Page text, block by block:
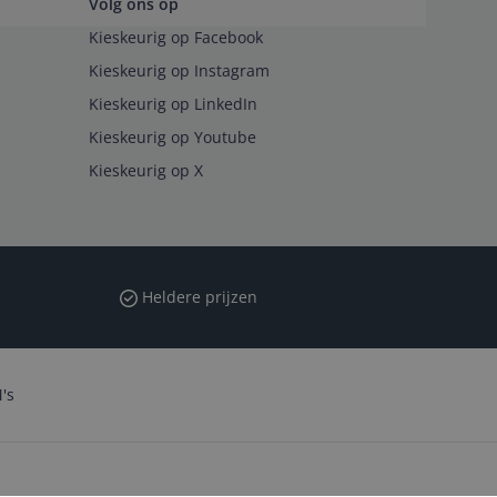
Kieskeurig op Facebook
Kieskeurig op Instagram
Kieskeurig op LinkedIn
Kieskeurig op Youtube
Kieskeurig op X
Heldere prijzen